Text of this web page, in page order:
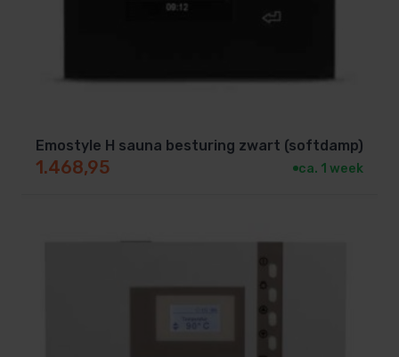
Emostyle H sauna besturing zwart (softdamp)
1.468,95 ca. 1 week